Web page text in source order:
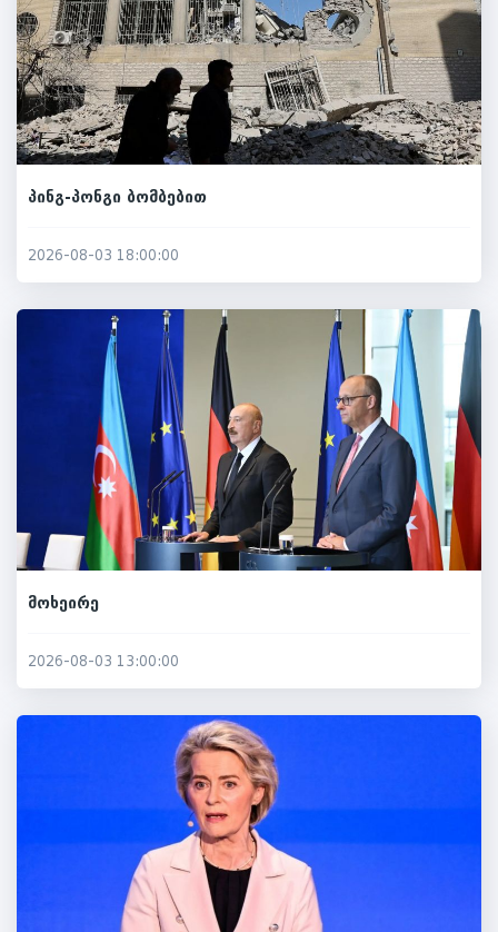
პინგ-პონგი ბომბებით
2026-08-03 18:00:00
მოხეირე
2026-08-03 13:00:00